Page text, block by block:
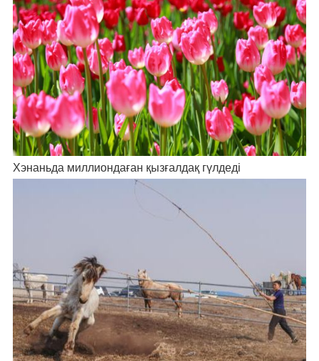
Хэнаньда миллиондаған қызғалдақ гүлдеді